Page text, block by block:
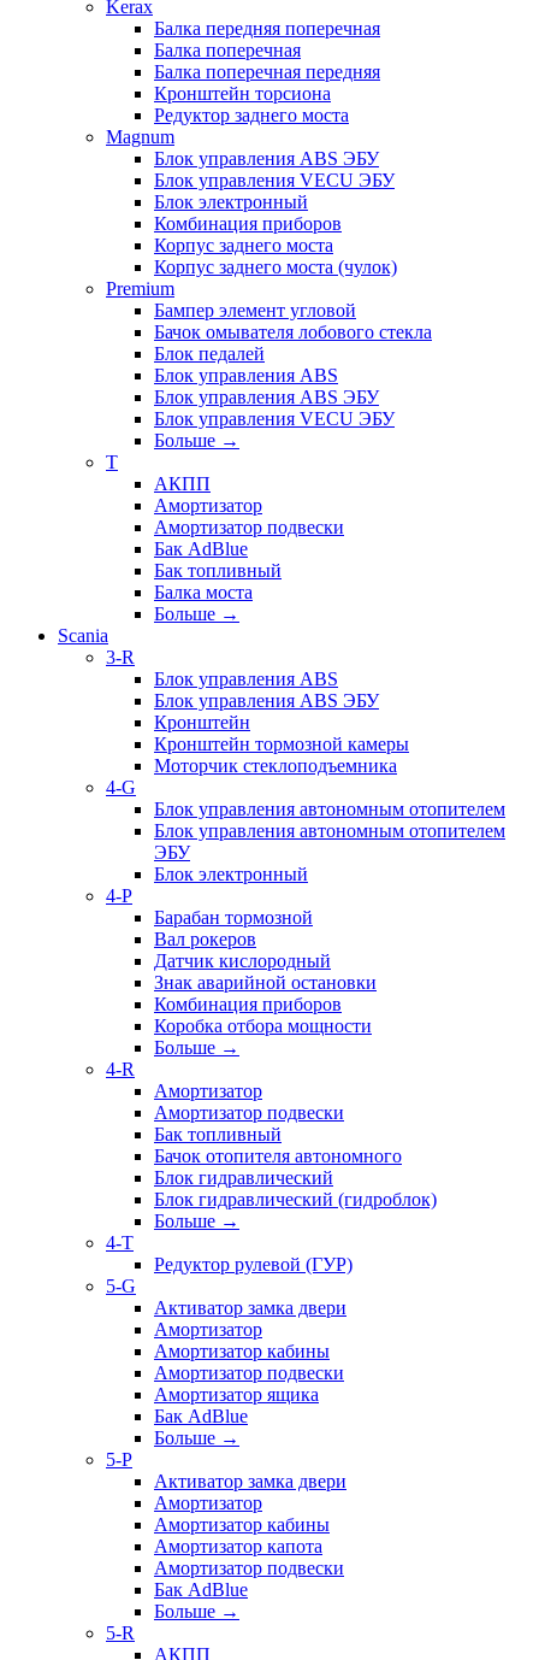
Kerax
Балка передняя поперечная
Балка поперечная
Балка поперечная передняя
Кронштейн торсиона
Редуктор заднего моста
Magnum
Блок управления ABS ЭБУ
Блок управления VECU ЭБУ
Блок электронный
Комбинация приборов
Корпус заднего моста
Корпус заднего моста (чулок)
Premium
Бампер элемент угловой
Бачок омывателя лобового стекла
Блок педалей
Блок управления ABS
Блок управления ABS ЭБУ
Блок управления VECU ЭБУ
Больше →
T
АКПП
Амортизатор
Амортизатор подвески
Бак AdBlue
Бак топливный
Балка моста
Больше →
Scania
3-R
Блок управления ABS
Блок управления ABS ЭБУ
Кронштейн
Кронштейн тормозной камеры
Моторчик стеклоподъемника
4-G
Блок управления автономным отопителем
Блок управления автономным отопителем
ЭБУ
Блок электронный
4-P
Барабан тормозной
Вал рокеров
Датчик кислородный
Знак аварийной остановки
Комбинация приборов
Коробка отбора мощности
Больше →
4-R
Амортизатор
Амортизатор подвески
Бак топливный
Бачок отопителя автономного
Блок гидравлический
Блок гидравлический (гидроблок)
Больше →
4-T
Редуктор рулевой (ГУР)
5-G
Активатор замка двери
Амортизатор
Амортизатор кабины
Амортизатор подвески
Амортизатор ящика
Бак AdBlue
Больше →
5-P
Активатор замка двери
Амортизатор
Амортизатор кабины
Амортизатор капота
Амортизатор подвески
Бак AdBlue
Больше →
5-R
АКПП